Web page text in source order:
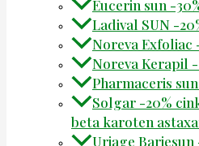
Eucerin sun -
Ladival SUN -
Noreva Exfoliac
Noreva Kerapil -
Pharmaceris
Solgar -20%
beta karoten
Uriage Bariesun